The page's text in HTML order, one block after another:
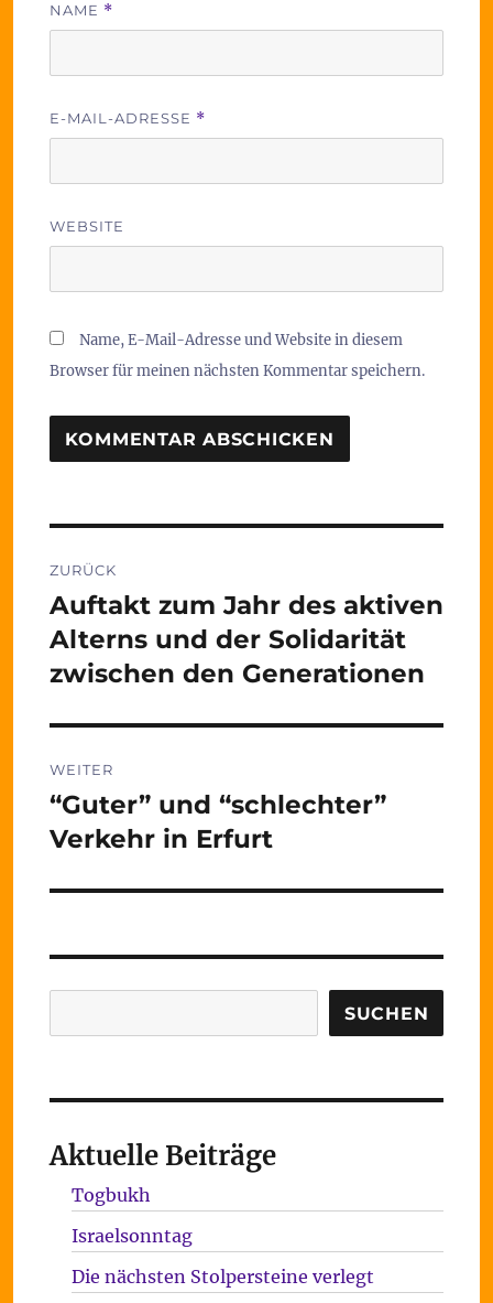
NAME *
E-MAIL-ADRESSE *
WEBSITE
Name, E-Mail-Adresse und Website in diesem
Browser für meinen nächsten Kommentar speichern.
ZURÜCK
Vorheriger
Beitrag:
Auftakt zum Jahr des aktiven
Alterns und der Solidarität
zwischen den Generationen
WEITER
Nächster
Beitrag:
“Guter” und “schlechter”
Verkehr in Erfurt
SUCHEN
Aktuelle Beiträge
Togbukh
Israelsonntag
Die nächsten Stolpersteine verlegt